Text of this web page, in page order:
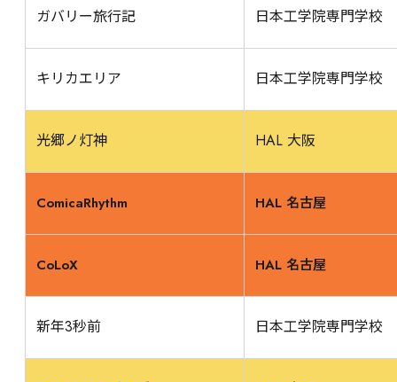
ガバリー旅行記 日本工学院専門学校
キリカエリア 日本工学院専門学校
光郷ノ灯神 HAL 大阪
ComicaRhythm HAL 名古屋
CoLoX HAL 名古屋
新年3秒前 日本工学院専門学校